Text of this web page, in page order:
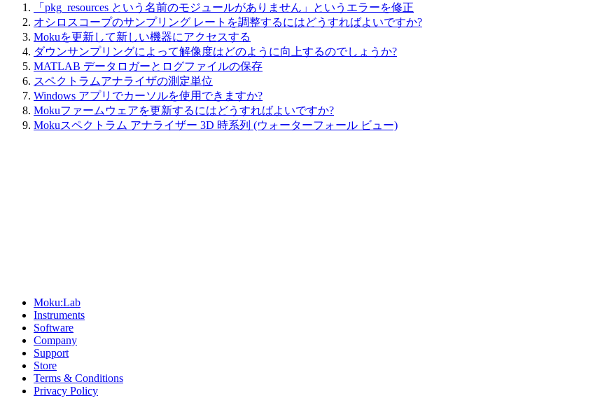
「pkg_resources という名前のモジュールがありません」というエラーを修正
オシロスコープのサンプリング レートを調整するにはどうすればよいですか?
Mokuを更新して新しい機器にアクセスする
ダウンサンプリングによって解像度はどのように向上するのでしょうか?
MATLAB データロガーとログファイルの保存
スペクトラムアナライザの測定単位
Windows アプリでカーソルを使用できますか?
Mokuファームウェアを更新するにはどうすればよいですか?
Mokuスペクトラム アナライザー 3D 時系列 (ウォーターフォール ビュー)
Moku:Lab
Instruments
Software
Company
Support
Store
Terms & Conditions
Privacy Policy